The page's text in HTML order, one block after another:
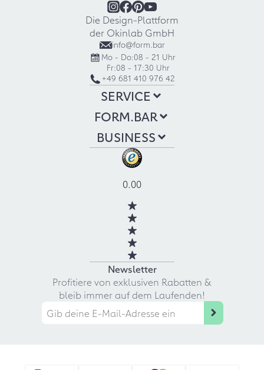
Die Design-Plattform
der Okinlab GmbH
info@form.bar
Mo - Do:08 - 21 Uhr
Fr:08 - 17:30 Uhr
+49 681 410 976 42
SERVICE
FORM.BAR
BUSINESS
0.00
Newsletter
Profitiere von exklusiven Rabatten &
bleib immer auf dem Laufenden!